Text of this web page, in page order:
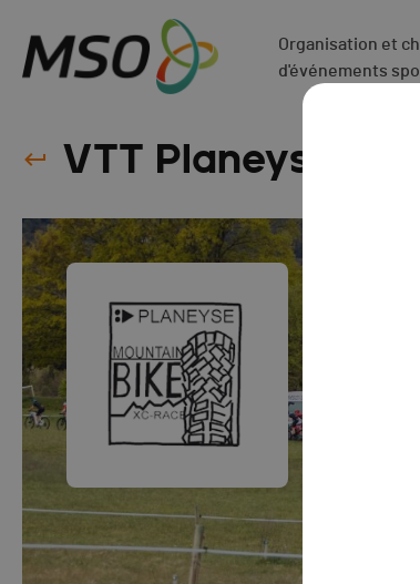
Organisation et
d'événements
VTT Planeyse -